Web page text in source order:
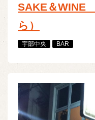
SAKE＆
ら）
宇部中央 BAR